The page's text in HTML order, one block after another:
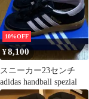
10%OFF
¥8,100
スニーカー23センチ
adidas handball spezial